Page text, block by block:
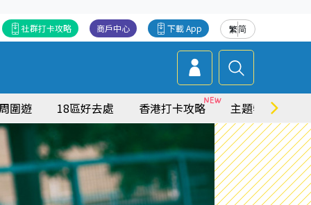
繁简
下載 App
商戶中心
社群打卡攻略
圍遊 18區好去處 香港打卡攻略 主題特集